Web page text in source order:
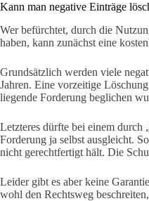
Kann man negative Einträge
Wer befürchtet, durch die
haben, kann zunächst eine
Grundsätzlich werden viele
Jahren. Eine vorzeitige
liegende Forderung beglichen
Letzteres dürfte bei einem durch
Forderung ja selbst ausgleicht.
nicht gerechtfertigt hält. Die
Leider gibt es aber keine
wohl den Rechtsweg